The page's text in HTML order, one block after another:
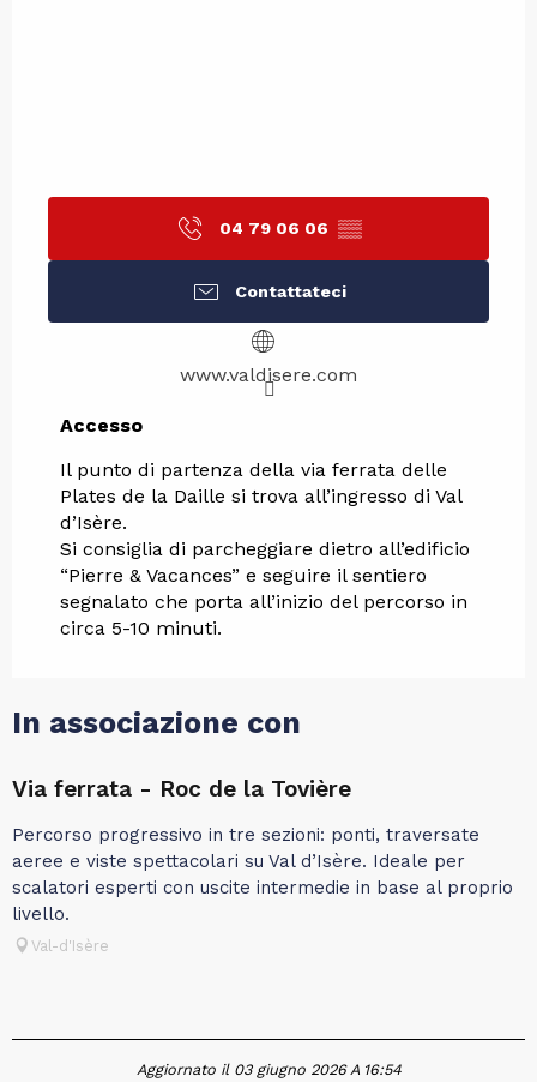
04 79 06 06 ▒▒
Contattateci
www.valdisere.com
Accesso
Accesso
Il punto di partenza della via ferrata delle
Plates de la Daille si trova all’ingresso di Val
d’Isère.
Si consiglia di parcheggiare dietro all’edificio
“Pierre & Vacances” e seguire il sentiero
segnalato che porta all’inizio del percorso in
circa 5-10 minuti.
In associazione con
Via ferrata - Roc de la Tovière
Percorso progressivo in tre sezioni: ponti, traversate
aeree e viste spettacolari su Val d’Isère. Ideale per
scalatori esperti con uscite intermedie in base al proprio
livello.
Val-d'Isère
Aggiornato il 03 giugno 2026 A 16:54